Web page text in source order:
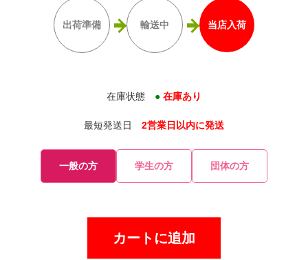
出荷準備 輸送中 当店入荷
在庫状態 ● 在庫あり
最短発送日 2営業日以内に発送
一般の方 学生の方 団体の方
カートに追加